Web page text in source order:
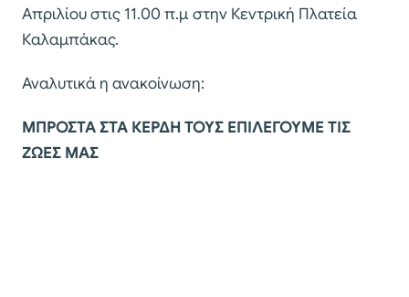
Απριλίου στις 11.00 π.μ στην Κεντρική Πλατεία
Καλαμπάκας.
Αναλυτικά η ανακοίνωση:
ΜΠΡΟΣΤΑ ΣΤΑ ΚΕΡΔΗ ΤΟΥΣ ΕΠΙΛΕΓΟΥΜΕ ΤΙΣ
ΖΩΕΣ ΜΑΣ